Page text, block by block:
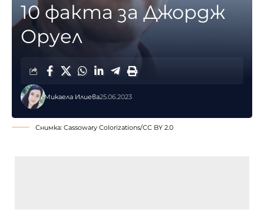
10 факта за Джордж
Оруел
Микаела Илиева25.06.2023
Снимка: Cassowary Colorizations/CC BY 2.0